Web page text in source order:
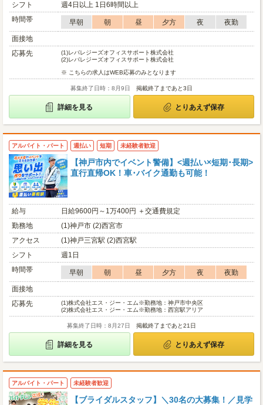
シフト
週4日以上 1日6時間以上
時間帯
早朝 朝 昼 夕方 夜
夜勤
面接地
応募先
(1)レバレジーズオフィスサポート株式会社
(2)レバレジーズオフィスサポート株式会社
※ こちらの求人はWEB応募のみとなります
募集終了日時：8月9日 掲載終了まであと3日
詳細を見る とりあえず保存
アルバイト・パート 週払い 短期 未経験者歓迎
【神戸市内でイベント警備】<週払い×短期･長期>
直行直帰OK！車･バイク通勤も可能！
給与
日給9600円～1万400円 ＋交通費規定
勤務地
(1)神戸市 (2)西宮市
アクセス
(1)神戸三宮駅 (2)西宮駅
シフト
週1日
時間帯
早朝 朝 昼 夕方 夜
夜勤
面接地
応募先
(1)株式会社エス・ジー・エム※勤務地：神戸市中央区
(2)株式会社エス・ジー・エム※勤務地：西宮駅アリア
募集終了日時：8月27日 掲載終了まであと21日
詳細を見る とりあえず保存
アルバイト・パート 未経験者歓迎
【ブライダルスタッフ】＼30名の大募集！／見学